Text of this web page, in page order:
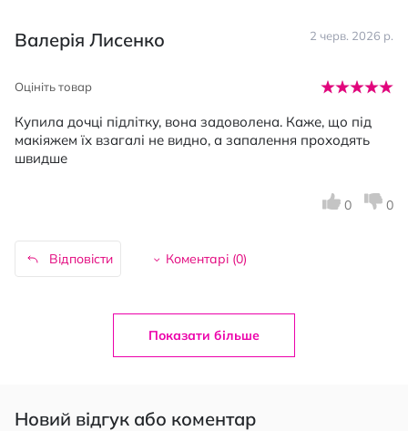
Валерія Лисенко 2 черв. 2026 р.
Оцініть товар
Купила дочці підлітку, вона задоволена. Каже, що під
макіяжем їх взагалі не видно, а запалення проходять
швидше
Відповісти Коментарі (0)
0 0
Показати більше
Новий відгук або коментар